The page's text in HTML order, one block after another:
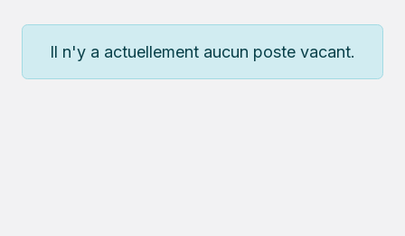
Il n'y a actuellement aucun poste vacant.